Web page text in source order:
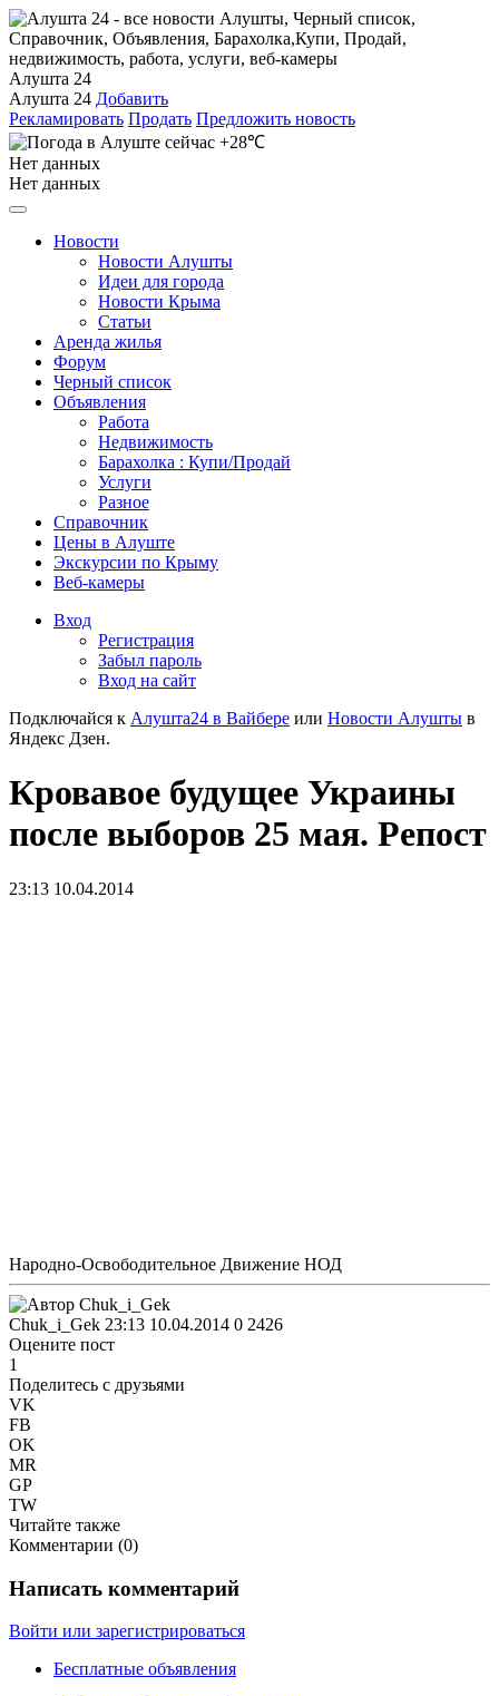
Алушта 24
Алушта 24 Добавить
Рекламировать Продать Предложить новость
+28℃
Нет данных
Нет данных
Новости
Новости Алушты
Идеи для города
Новости Крыма
Статьи
Аренда жилья
Форум
Черный список
Объявления
Работа
Недвижимость
Барахолка : Купи/Продай
Услуги
Разное
Справочник
Цены в Алуште
Экскурсии по Крыму
Веб-камеры
Вход
Регистрация
Забыл пароль
Вход на сайт
Подключайся к Алушта24 в Вайбере или Новости Алушты в
Яндекс Дзен.
Кровавое будущее Украины
после выборов 25 мая. Репост
23:13 10.04.2014
Народно-Освободительное Движение НОД
Chuk_i_Gek 23:13 10.04.2014 0 2426
Оцените пост
1
Поделитесь с друзьями
VK
FB
OK
MR
GP
TW
Читайте также
Комментарии (0)
Написать комментарий
Войти или зарегистрироваться
Бесплатные объявления